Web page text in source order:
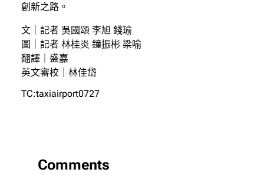
創新之路。
文｜記者 吳國頌 李旭 錢瑜
圖｜記者 林桂炎 鐘振彬 梁喻
翻譯｜盛嘉
英文審校｜林佳岱
TC:taxiairport0727
Comments